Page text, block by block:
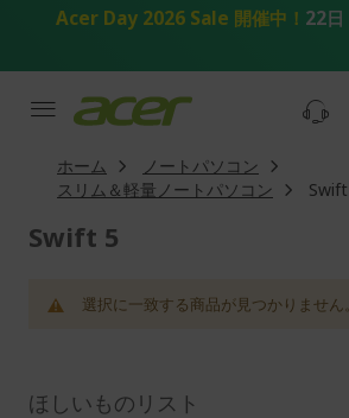
Acer Day 2026 Sale 開催中！ 22
ホーム
ノートパソコン
スリム＆軽量ノートパソコン
Swift 5
選択に一致する商品が見つかりません。
ほしいものリスト